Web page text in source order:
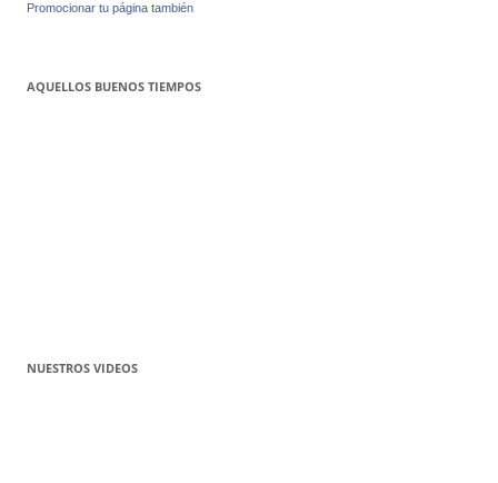
Promocionar tu página también
AQUELLOS BUENOS TIEMPOS
NUESTROS VIDEOS